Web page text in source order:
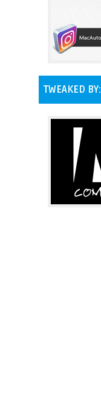
TWEAKED BY: